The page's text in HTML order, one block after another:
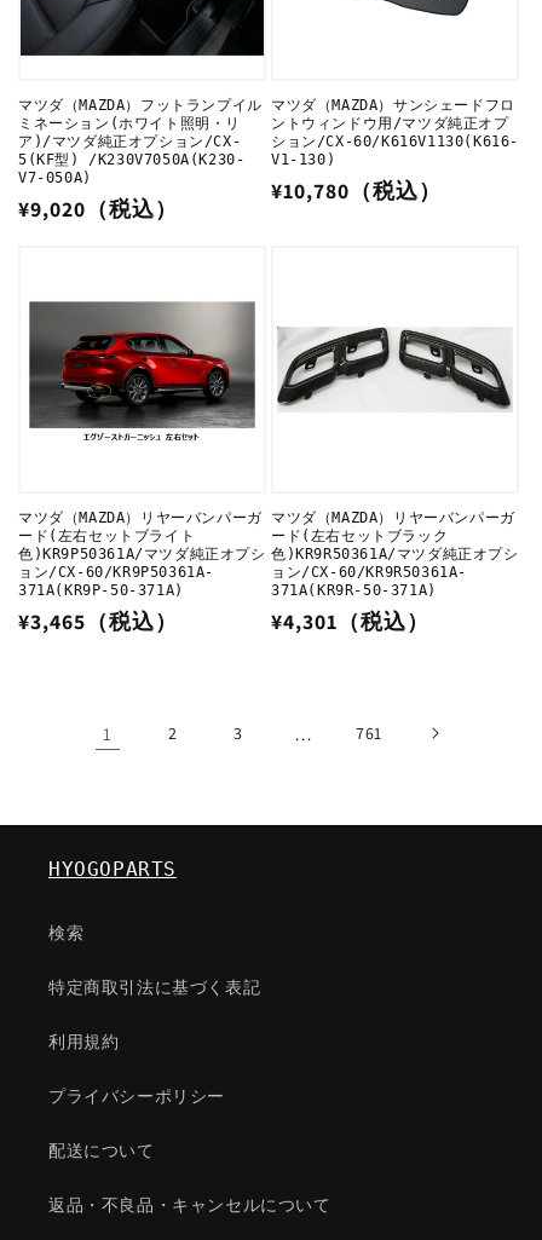
マツダ（MAZDA）フットランプイル
ミネーション(ホワイト照明・リ
ア)/マツダ純正オプション/CX-
5(KF型) /K230V7050A(K230-
V7-050A)
通
格
¥9,020（税込）
マツダ（MAZDA）サンシェードフロ
ントウィンドウ用/マツダ純正オプ
ション/CX-60/K616V1130(K616-
V1-130)
通
¥10,780（税込）
マツダ（MAZDA）リヤーバンパーガ
ード(左右セットブライト
色)KR9P50361A/マツダ純正オプシ
ョン/CX-60/KR9P50361A-
371A(KR9P-50-371A)
通
¥3,465（税込）
マツダ（MAZDA）リヤーバンパーガ
ード(左右セットブラック
色)KR9R50361A/マツダ純正オプシ
ョン/CX-60/KR9R50361A-
371A(KR9R-50-371A)
通
¥4,301（税込）
1 2 3 … 761
HYOGOPARTS
検索
特定商取引法に基づく表記
利用規約
プライバシーポリシー
配送について
返品・不良品・キャンセルについて